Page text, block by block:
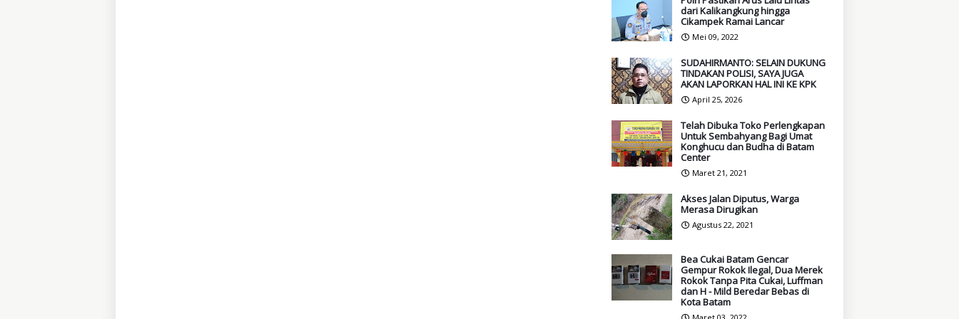
dari Kalikangkung hingga
Cikampek Ramai Lancar
Mei 09, 2022
SUDAHIRMANTO: SELAIN DUKUNG
TINDAKAN POLISI, SAYA JUGA
AKAN LAPORKAN HAL INI KE KPK
April 25, 2026
Telah Dibuka Toko Perlengkapan
Untuk Sembahyang Bagi Umat
Konghucu dan Budha di Batam
Center
Maret 21, 2021
Akses Jalan Diputus, Warga
Merasa Dirugikan
Agustus 22, 2021
Bea Cukai Batam Gencar
Gempur Rokok Ilegal, Dua Merek
Rokok Tanpa Pita Cukai, Luffman
dan H - Mild Beredar Bebas di
Kota Batam